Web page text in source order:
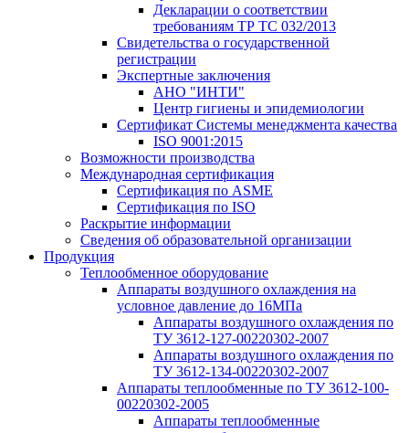
Декларации о соответствии
требованиям ТР ТС 032/2013
Свидетельства о государственной
регистрации
Экспертные заключения
АНО "ИНТИ"
Центр гигиены и эпидемиологии
Сертификат Системы менеджмента качества
ISO 9001:2015
Возможности производства
Международная сертификация
Сертификация по ASME
Сертификация по ISO
Раскрытие информации
Сведения об образовательной организации
Продукция
Теплообменное оборудование
Аппараты воздушного охлаждения на
условное давление до 16МПа
Аппараты воздушного охлаждения по
ТУ 3612-127-00220302-2007
Аппараты воздушного охлаждения по
ТУ 3612-134-00220302-2007
Аппараты теплообменные по ТУ 3612-100-
00220302-2005
Аппараты теплообменные